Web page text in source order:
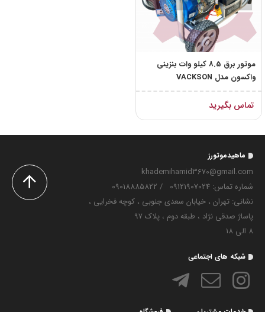
موتور برق 8.5 کیلو وات بنزینی
واکسون مدل VACKSON
VGX19800E2
تماس بگیرید
ماهیدموتورز
khademihamid3670@gmail.com
شماره تماس‌: 09121907024
/
09018885822
نشانی: تهران ، خیابان سعدی جنوبی ، کوچه فخرایی ،
پاساژ صدقی نژاد ، طبقه دوم ، پلاک 97
8 الی 18
شبکه های اجتماعی